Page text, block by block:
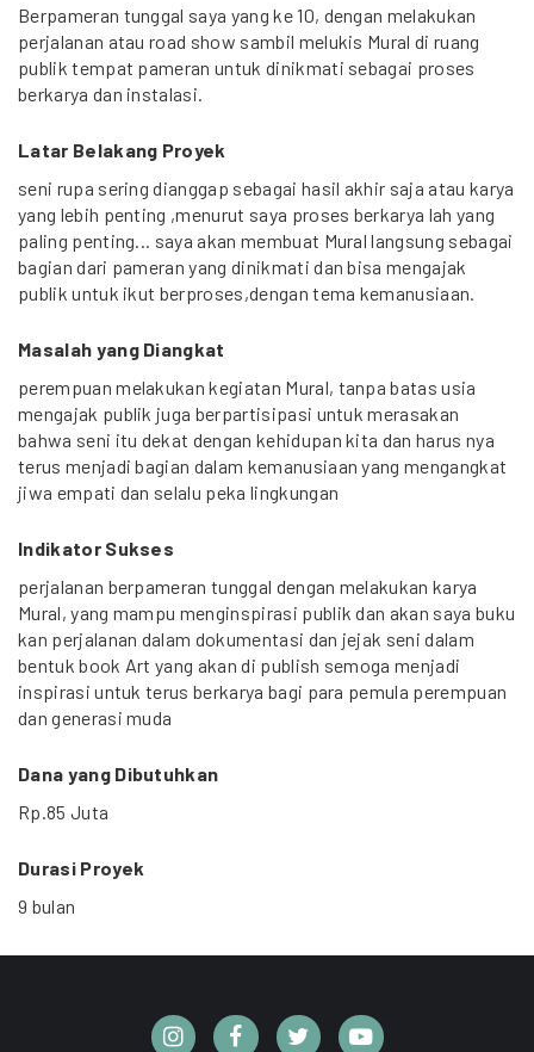
Berpameran tunggal saya yang ke 10, dengan melakukan
perjalanan atau road show sambil melukis Mural di ruang
publik tempat pameran untuk dinikmati sebagai proses
berkarya dan instalasi.
Latar Belakang Proyek
seni rupa sering dianggap sebagai hasil akhir saja atau karya
yang lebih penting ,menurut saya proses berkarya lah yang
paling penting... saya akan membuat Mural langsung sebagai
bagian dari pameran yang dinikmati dan bisa mengajak
publik untuk ikut berproses,dengan tema kemanusiaan.
Masalah yang Diangkat
perempuan melakukan kegiatan Mural, tanpa batas usia
mengajak publik juga berpartisipasi untuk merasakan
bahwa seni itu dekat dengan kehidupan kita dan harus nya
terus menjadi bagian dalam kemanusiaan yang mengangkat
jiwa empati dan selalu peka lingkungan
Indikator Sukses
perjalanan berpameran tunggal dengan melakukan karya
Mural, yang mampu menginspirasi publik dan akan saya buku
kan perjalanan dalam dokumentasi dan jejak seni dalam
bentuk book Art yang akan di publish semoga menjadi
inspirasi untuk terus berkarya bagi para pemula perempuan
dan generasi muda
Dana yang Dibutuhkan
Rp.85 Juta
Durasi Proyek
9 bulan